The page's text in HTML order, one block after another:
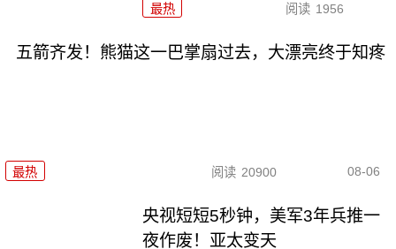
最热 阅读 1956
五箭齐发！熊猫这一巴掌扇过去，大漂亮终于知疼
最热 阅读 20900 08-06
央视短短5秒钟，美军3年兵推一
夜作废！亚太变天